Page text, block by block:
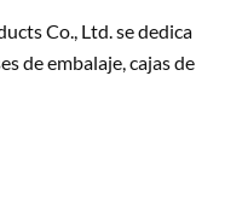
Co., Ltd. se dedica
de embalaje, cajas de